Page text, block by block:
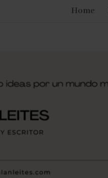
Home